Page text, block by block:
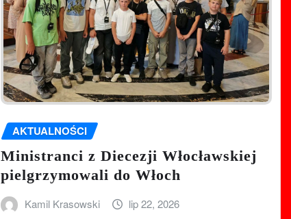
AKTUALNOŚCI
Ministranci z Diecezji Włocławskiej
pielgrzymowali do Włoch
Kamil Krasowski lip 22, 2026